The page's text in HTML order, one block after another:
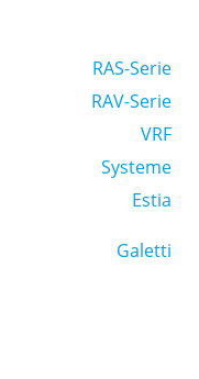
RAS-Serie
RAV-Serie
VRF
Systeme
Estia
Galetti